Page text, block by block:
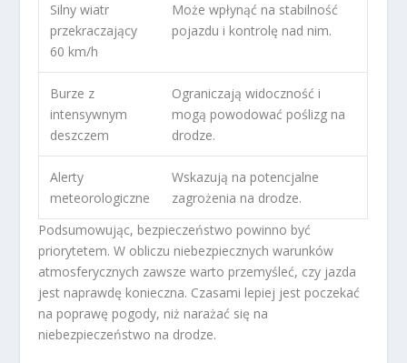
Silny wiatr
przekraczający
60 km/h
Może wpłynąć na stabilność
pojazdu i kontrolę nad nim.
Burze z
intensywnym
deszczem
Ograniczają widoczność i
mogą powodować poślizg na
drodze.
Alerty
meteorologiczne
Wskazują na potencjalne
zagrożenia na drodze.
Podsumowując, bezpieczeństwo powinno być
priorytetem. W obliczu niebezpiecznych warunków
atmosferycznych zawsze warto przemyśleć, czy jazda
jest naprawdę konieczna. Czasami lepiej jest poczekać
na poprawę pogody, niż narażać się na
niebezpieczeństwo na drodze.